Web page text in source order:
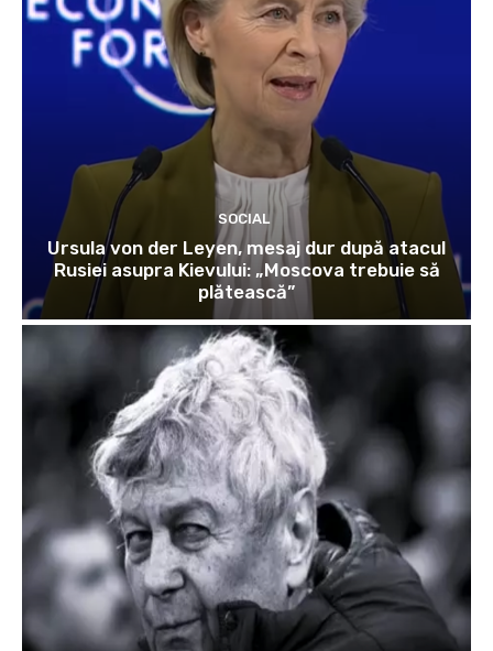
SOCIAL
Ursula von der Leyen, mesaj dur după atacul
Rusiei asupra Kievului: „Moscova trebuie să
plătească”